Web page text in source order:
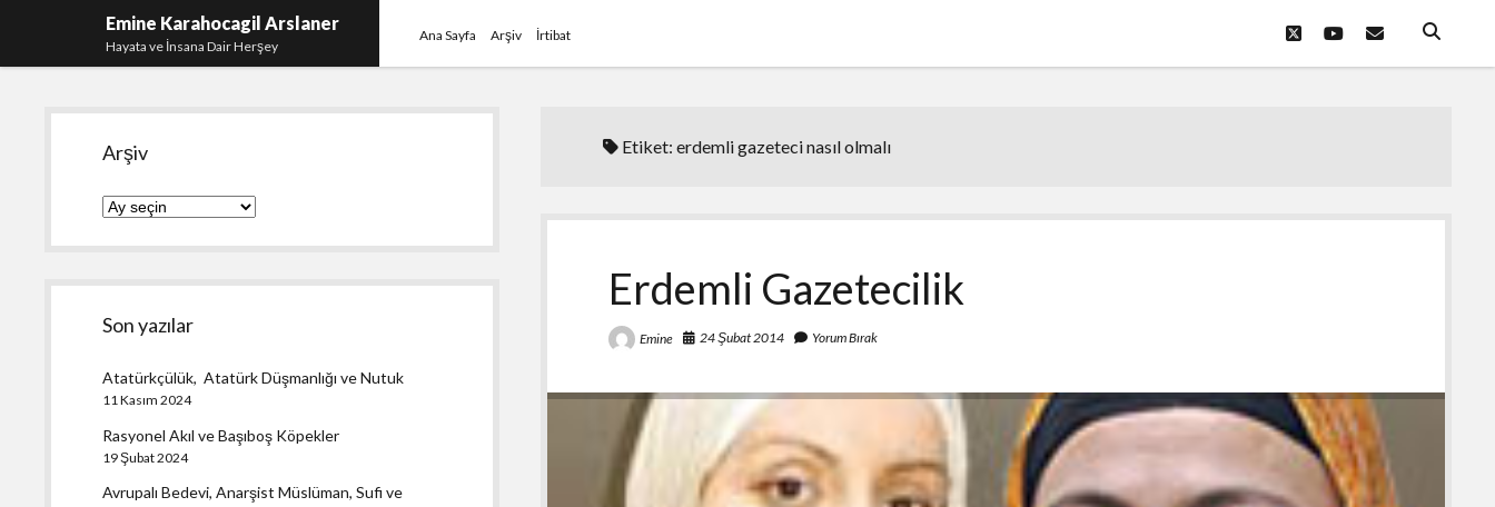
Emine Karahocagil Arslaner
Hayata ve İnsana Dair Herşey
Ana Sayfa Arşiv İrtibat twitteryoutubeeposta
Etiket:erdemli gazeteci nasıl olmalı
Erdemli Gazetecilik
Emine 24 Şubat 2014 Yorum Bırak
Yan
Menü
Arşiv
Arşiv
Son yazılar
Atatürkçülük, Atatürk Düşmanlığı ve Nutuk
11 Kasım 2024
Rasyonel Akıl ve Başıboş Köpekler
19 Şubat 2024
Avrupalı Bedevi, Anarşist Müslüman, Sufi ve